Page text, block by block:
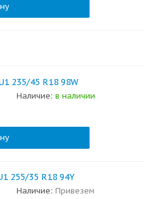
235/45 R18 98W
Наличие: в наличии
255/35 R18 94Y
Наличие: Привезем